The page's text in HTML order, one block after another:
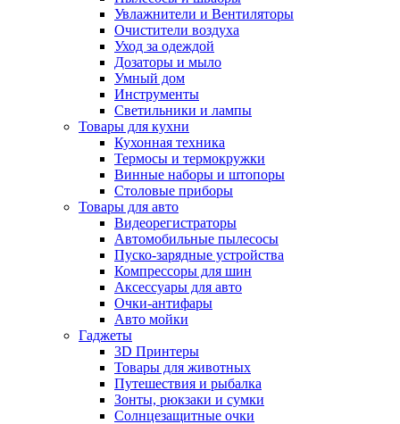
Увлажнители и Вентиляторы
Очистители воздуха
Уход за одеждой
Дозаторы и мыло
Умный дом
Инструменты
Светильники и лампы
Товары для кухни
Кухонная техника
Термосы и термокружки
Винные наборы и штопоры
Столовые приборы
Товары для авто
Видеорегистраторы
Автомобильные пылесосы
Пуско-зарядные устройства
Компрессоры для шин
Аксессуары для авто
Очки-антифары
Авто мойки
Гаджеты
3D Принтеры
Товары для животных
Путешествия и рыбалка
Зонты, рюкзаки и сумки
Солнцезащитные очки